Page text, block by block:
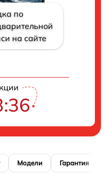
по
на сайте
Модели Гарантия